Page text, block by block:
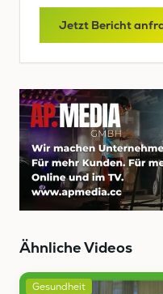
Jetzt Bericht
Ähnliche Videos
Gesundheit